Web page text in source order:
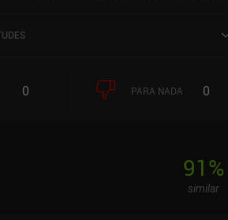
en agosto de 2024 y tiene actualmente una
0 PARA NADA 0
91%
similar